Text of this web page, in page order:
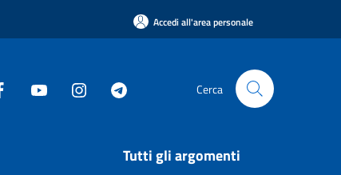
Accedi all'area personale
Cerca
Tutti gli argomenti